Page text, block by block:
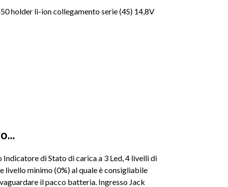
holder li-ion collegamento serie (4S) 14,8V
di Stato di carica a 3 Led, 4 livelli di
livello minimo (0%) al quale è consigliabile
il pacco batteria. Ingresso Jack